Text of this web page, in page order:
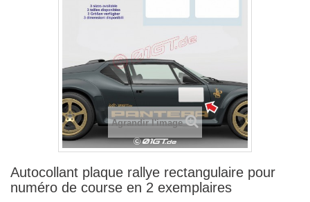
Agrandir l'image
Autocollant plaque rallye rectangulaire pour
numéro de course en 2 exemplaires